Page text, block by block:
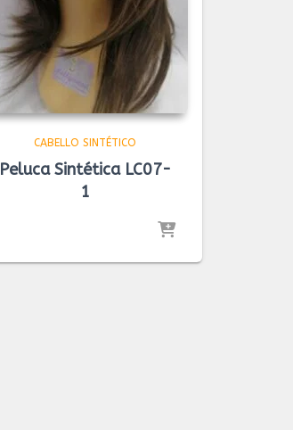
CABELLO SINTÉTICO
Peluca Sintética LC07-
1